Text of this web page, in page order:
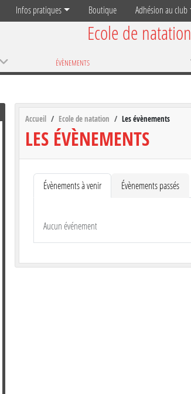
Infos pratiques Boutique Adhésion au club
Ecole de natation
ÉVÈNEMENTS
Accueil Ecole de natation Les évènements
LES ÉVÈNEMENTS
Évènements à venir Évènements passés
Aucun événement